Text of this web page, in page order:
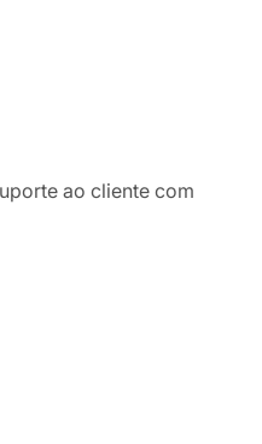
ao cliente com